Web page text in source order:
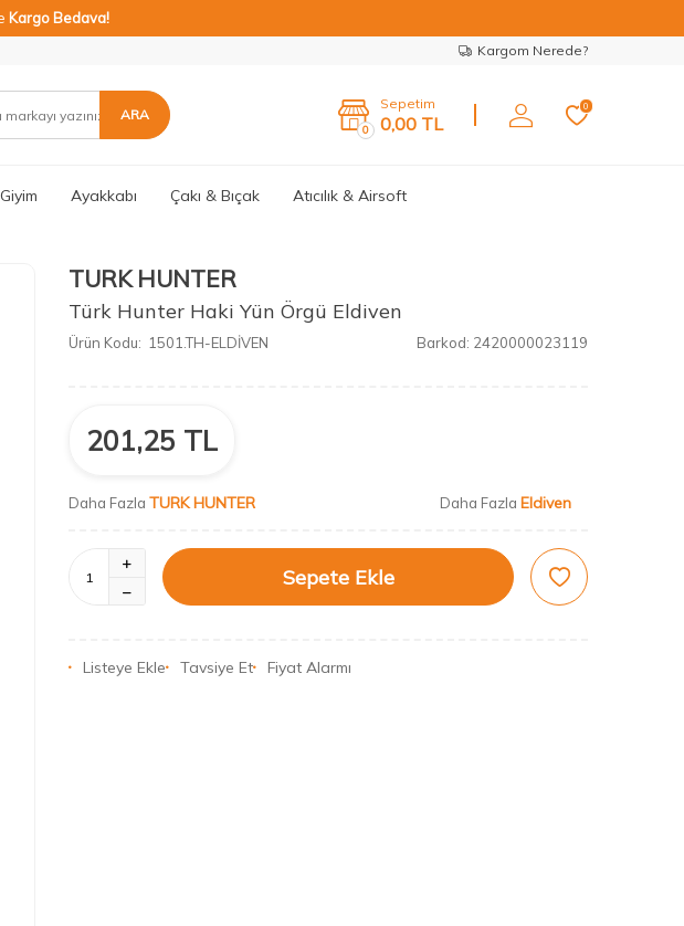
Kargo Bedava!
Kargom Nerede?
ARA
0
Sepetim
0,00 TL
0
Giyim Ayakkabı Çakı & Bıçak Atıcılık & Airsoft
TURK HUNTER
Türk Hunter Haki Yün Örgü Eldiven
Ürün Kodu: 1501.TH-ELDİVEN Barkod: 2420000023119
201,25 TL
Daha Fazla TURK HUNTER Daha Fazla Eldiven
Sepete Ekle
Listeye Ekle Tavsiye Et Fiyat Alarmı